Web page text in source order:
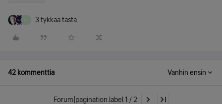
3 tykkää tästä
42 kommenttia Vanhin ensin
Forum|pagination.label 1 / 2